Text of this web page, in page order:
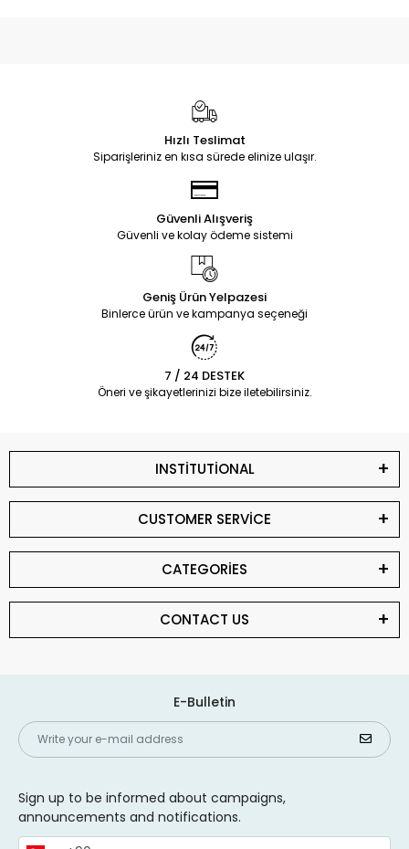
Hızlı Teslimat
Siparişleriniz en kısa sürede elinize ulaşır.
Güvenli Alışveriş
Güvenli ve kolay ödeme sistemi
Geniş Ürün Yelpazesi
Binlerce ürün ve kampanya seçeneği
7 / 24 DESTEK
Öneri ve şikayetlerinizi bize iletebilirsiniz.
INSTİTUTİONAL
CUSTOMER SERVİCE
CATEGORİES
CONTACT US
E-Bulletin
Sign up to be informed about campaigns,
announcements and notifications.